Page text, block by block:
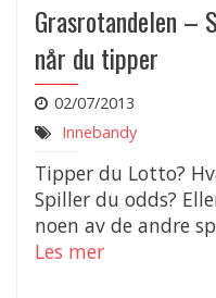
Grasrotandelen
når du tipper
02/07/2013
Innebandy
Tipper du Lotto?
Spiller du odds?
noen av de andre
Les mer